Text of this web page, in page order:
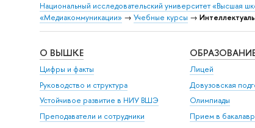
Национальный исследовательский университет «Высшая
«Медиакоммуникации» → Учебные курсы →
О ВЫШКЕ
Цифры и факты
Руководство и структура
Устойчивое развитие в НИУ ВШЭ
Преподаватели и сотрудники
Лицей
Довузовская
Олимпиады
Прием в